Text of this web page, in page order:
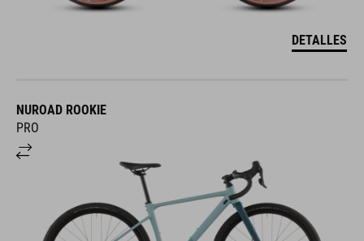
DETALLES
NUROAD ROOKIE
PRO